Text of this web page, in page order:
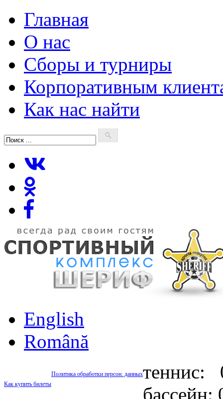
Главная
О нас
Сборы и турниры
Корпоративным
Как нас найти
English
Română
Политика обработки персон. данных
Как купить билеты
теннис: